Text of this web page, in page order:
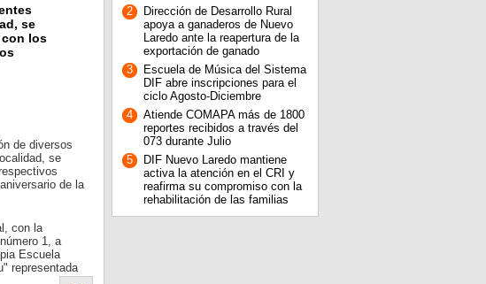
se
los
de diversos
se
de la
con la
1, a
Escuela
representada
2
Dirección de Desarrollo Rural
apoya a ganaderos de Nuevo
Laredo ante la reapertura de la
exportación de ganado
3
Escuela de Música del Sistema
DIF abre inscripciones para el
ciclo Agosto-Diciembre
4
Atiende COMAPA más de 1800
reportes recibidos a través del
073 durante Julio
5
DIF Nuevo Laredo mantiene
activa la atención en el CRI y
reafirma su compromiso con la
rehabilitación de las familias